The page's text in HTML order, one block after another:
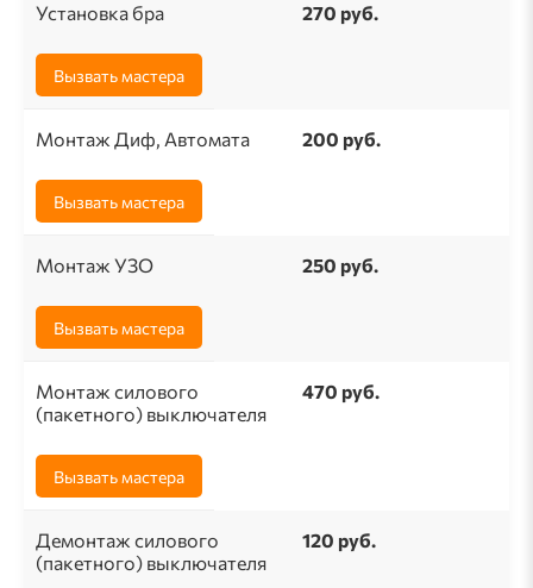
Установка бра 270 руб.
Вызвать мастера
Монтаж Диф, Автомата 200 руб.
Вызвать мастера
Монтаж УЗО 250 руб.
Вызвать мастера
Монтаж силового
(пакетного) выключателя
470 руб.
Вызвать мастера
Демонтаж силового
(пакетного) выключателя
120 руб.